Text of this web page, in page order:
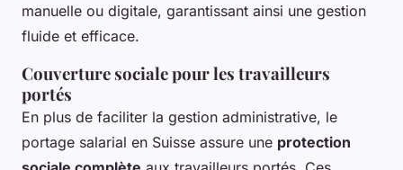
manuelle ou digitale, garantissant ainsi une gestion
fluide et efficace.
Couverture sociale pour les travailleurs
portés
En plus de faciliter la gestion administrative, le
portage salarial en Suisse assure une protection